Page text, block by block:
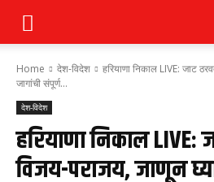
Home देश-विदेश
हरियाणा निकाल LIVE: जाट
जागांची संपूर्ण...
देश-विदेश
हरियाणा निकाल
विजय-पराजय, जाणून